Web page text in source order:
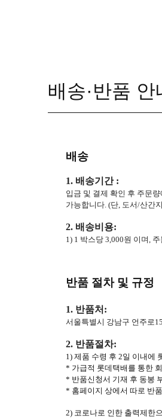
배송·반품 안
배송
1. 배송기간 :
입금 및 결제 확인 후 주문
가능합니다. (단, 도서/산간
2. 배송비용:
1) 1 박스당 3,000원 이며,
반품 절차 및 규정
1. 반품처:
서울특별시 강남구 언주로
2. 반품절차:
1) 제품 수령 후 2일 이내에
* 가급적 롯데택배를 통한
* 반품신청서 기재 후 동봉
* 홈페이지 상에서 따로 반
2) 코로나로 인한 출력제한